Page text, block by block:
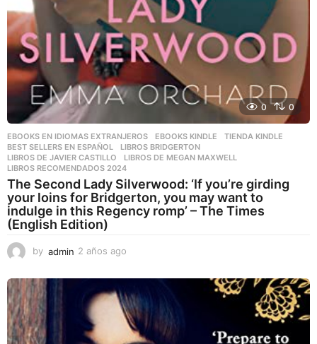
0 0
EBOOKS EN IDIOMAS EXTRANJEROS ,EBOOKS KINDLE ,TIENDA KINDLE
BEST SELLERS EN ESPAÑOL
,LIBROS BRIDGERTON
LIBROS DE JAVIER CASTILLO
,LIBROS DE MEGAN MAXWELL
LIBROS RECOMENDADOS 2024
The Second Lady Silverwood: ‘If you’re girding
your loins for Bridgerton, you may want to
indulge in this Regency romp’ – The Times
(English Edition)
by admin 2 años ago
ñ
o
s
a
g